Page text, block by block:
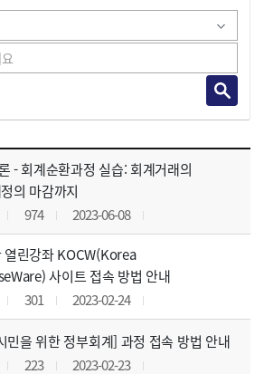
- 회계순환과정 실습: 회계거래의
의 마감까지
974 2023-06-08
열린강좌 KOCW(Korea
사이트 접속 방법 안내
301 2023-02-24
민을 위한 정부회계] 과정 접속 방법 안내
223 2023-02-23